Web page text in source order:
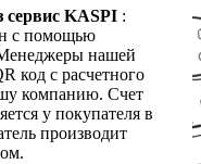
сервис KASPI :
с помощью
нашей
код с расчетного
компанию. Счет
у покупателя в
производит